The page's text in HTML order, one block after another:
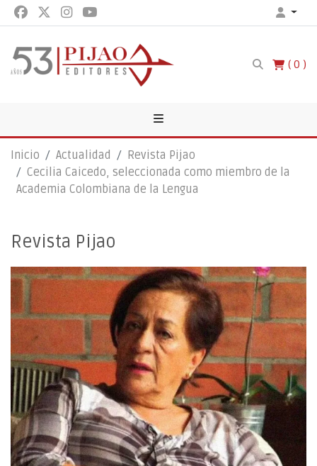
0
Inicio Actualidad
Revista Pijao
Cecilia Caicedo, seleccionada como miembro de la
Academia Colombiana de la Lengua
Revista Pijao